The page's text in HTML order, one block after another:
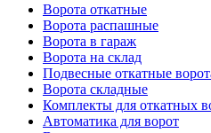
Ворота откатные
Ворота распашные
Ворота в гараж
Ворота на склад
Подвесные откатные
Ворота складные
Комплекты для откатных
Автоматика для ворот